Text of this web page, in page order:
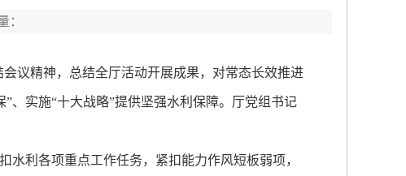
议精神，总结全厅活动开展成果，对常态长效推进
、实施“十大战略”提供坚强水利保障。厅党组书记
利各项重点工作任务，紧扣能力作风短板弱项，